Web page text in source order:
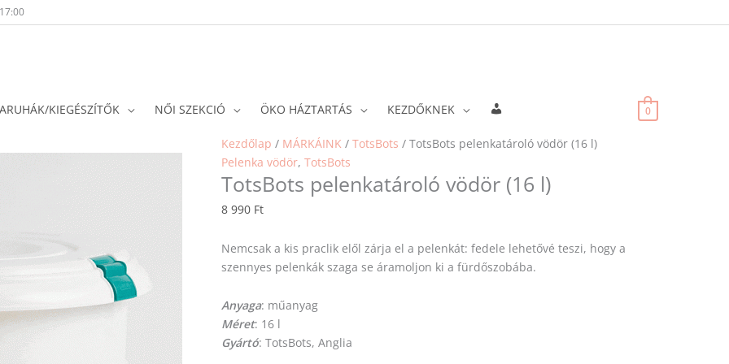
KIEGÉSZÍTŐK NŐI SZEKCIÓ ÖKO HÁZTARTÁS KEZDŐKNEK 0
Kezdőlap / MÁRKÁINK / TotsBots / TotsBots pelenkatároló vödör (16 l)
Pelenka vödör, TotsBots
TotsBots pelenkatároló vödör (16 l)
8 990 Ft
Nemcsak a kis praclik elől zárja el a pelenkát: fedele lehetővé teszi, hogy a
szennyes pelenkák szaga se áramoljon ki a fürdőszobába.
Anyaga: műanyag
Méret: 16 l
Gyártó: TotsBots, Anglia